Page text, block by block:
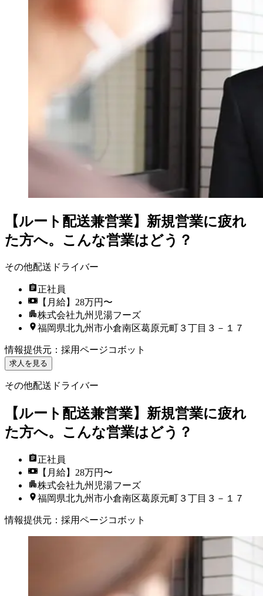
【ルート配送兼営業】新規営業に疲れ
た方へ。こんな営業はどう？
その他配送ドライバー
正社員
【月給】28万円〜
株式会社九州児湯フーズ
福岡県北九州市小倉南区葛原元町３丁目３－１７
情報提供元 ： 採用ページコボット
求人を見る
その他配送ドライバー
【ルート配送兼営業】新規営業に疲れ
た方へ。こんな営業はどう？
正社員
【月給】28万円〜
株式会社九州児湯フーズ
福岡県北九州市小倉南区葛原元町３丁目３－１７
情報提供元 ： 採用ページコボット